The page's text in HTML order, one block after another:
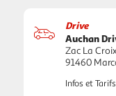
Drive
Auchan
Zac La
91460
Infos et Tarifs